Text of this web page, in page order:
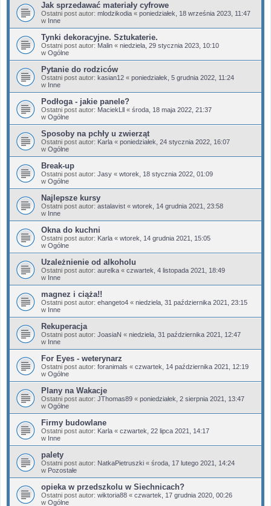
Jak sprzedawać materiały cyfrowe
Ostatni post autor: mlodzikodia « poniedziałek, 18 września 2023, 11:47
w Inne
Tynki dekoracyjne. Sztukaterie.
Ostatni post autor: Malin « niedziela, 29 stycznia 2023, 10:10
w Ogólne
Pytanie do rodziców
Ostatni post autor: kasian12 « poniedziałek, 5 grudnia 2022, 11:24
w Inne
Podłoga - jakie panele?
Ostatni post autor: MaciekLll « środa, 18 maja 2022, 21:37
w Ogólne
Sposoby na pchły u zwierząt
Ostatni post autor: Karla « poniedziałek, 24 stycznia 2022, 16:07
w Ogólne
Break-up
Ostatni post autor: Jasy « wtorek, 18 stycznia 2022, 01:09
w Ogólne
Najlepsze kursy
Ostatni post autor: astalavist « wtorek, 14 grudnia 2021, 23:58
w Inne
Okna do kuchni
Ostatni post autor: Karla « wtorek, 14 grudnia 2021, 15:05
w Ogólne
Uzależnienie od alkoholu
Ostatni post autor: aurelka « czwartek, 4 listopada 2021, 18:49
w Inne
magnez i ciąża!!
Ostatni post autor: ehangeto4 « niedziela, 31 października 2021, 23:15
w Inne
Rekuperacja
Ostatni post autor: JoasiaN « niedziela, 31 października 2021, 12:47
w Inne
For Eyes - weterynarz
Ostatni post autor: foranimals « czwartek, 14 października 2021, 12:19
w Ogólne
Plany na Wakacje
Ostatni post autor: JThomas89 « poniedziałek, 2 sierpnia 2021, 13:47
w Ogólne
Firmy budowlane
Ostatni post autor: Karla « czwartek, 22 lipca 2021, 14:17
w Inne
palety
Ostatni post autor: NatkaPietruszki « środa, 17 lutego 2021, 14:24
w Pozostałe
opieka w przedszkolu w Siechnicach?
Ostatni post autor: wiktoria88 « czwartek, 17 grudnia 2020, 00:26
w Ogólne